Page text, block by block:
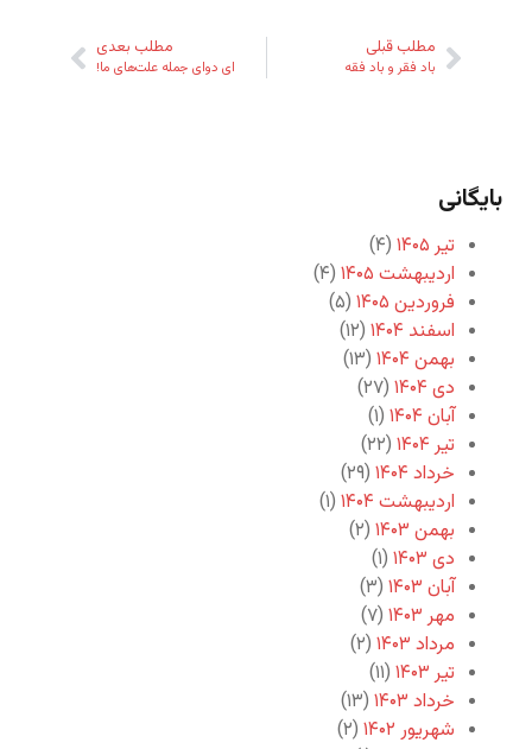
مطلب قبلی
باد فقر و باد فقه
مطلب بعدی
ای دوای جمله علت‌های ما!
بایگانی
تیر ۱۴۰۵
(۴)
اردیبهشت ۱۴۰۵
(۴)
فروردین ۱۴۰۵
(۵)
اسفند ۱۴۰۴
(۱۲)
بهمن ۱۴۰۴
(۱۳)
دی ۱۴۰۴
(۲۷)
آبان ۱۴۰۴
(۱)
تیر ۱۴۰۴
(۲۲)
خرداد ۱۴۰۴
(۲۹)
اردیبهشت ۱۴۰۴
(۱)
بهمن ۱۴۰۳
(۲)
دی ۱۴۰۳
(۱)
آبان ۱۴۰۳
(۳)
مهر ۱۴۰۳
(۷)
مرداد ۱۴۰۳
(۲)
تیر ۱۴۰۳
(۱۱)
خرداد ۱۴۰۳
(۱۳)
شهریور ۱۴۰۲
(۲)